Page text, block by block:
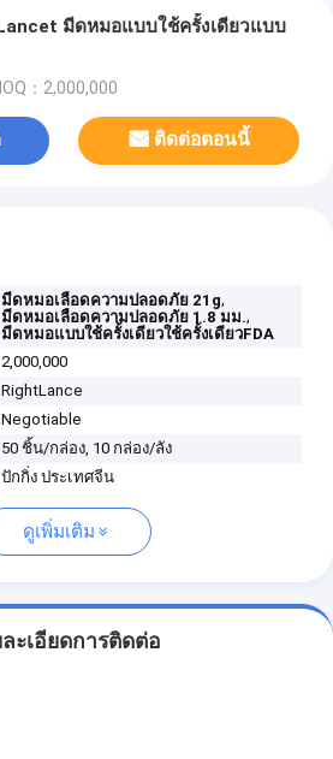
มีดหมอแบบใช้ครั้งเดียวแบบ
：2,000,000
ติดต่อตอนนี้
มีดหมอเลือดความปลอดภัย 21g,
มีดหมอเลือดความปลอดภัย 1.8 มม.,
มีดหมอแบบใช้ครั้งเดียวใช้ครั้งเดียวFDA
2,000,000
RightLance
Negotiable
50 ชิ้น/กล่อง, 10 กล่อง/ลัง
ปักกิ่ง ประเทศจีน
ดูเพิ่มเติม
ละเอียดการติดต่อ